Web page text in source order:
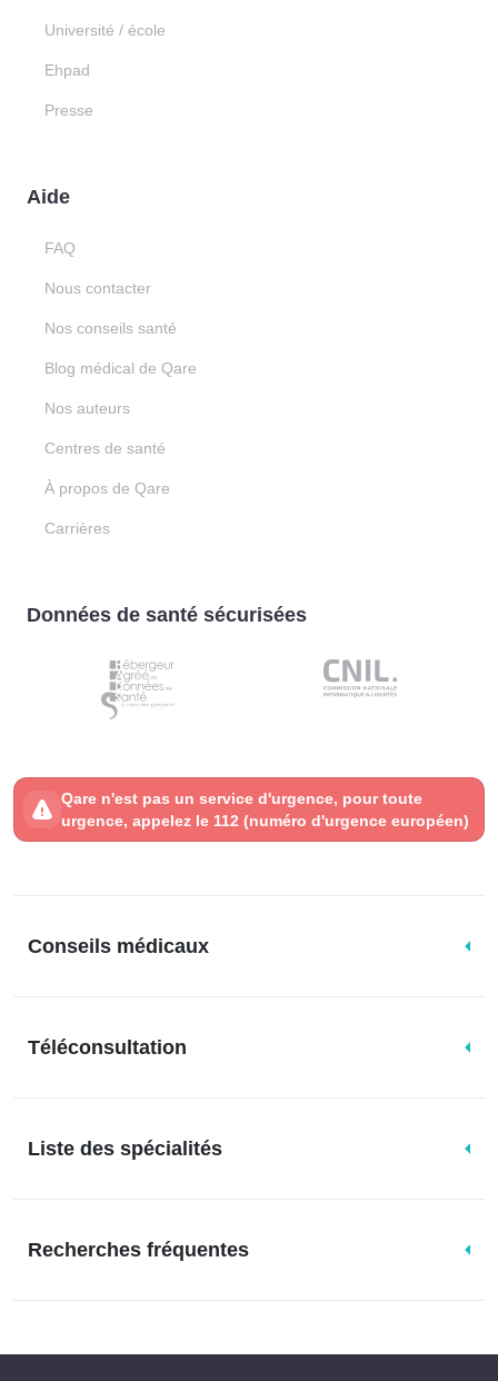
Université / école
Ehpad
Presse
Aide
FAQ
Nous contacter
Nos conseils santé
Blog médical de Qare
Nos auteurs
Centres de santé
À propos de Qare
Carrières
Données de santé sécurisées
Qare n'est pas un service d'urgence, pour toute
urgence, appelez le 112 (numéro d'urgence européen)
Conseils médicaux
Téléconsultation
Liste des spécialités
Recherches fréquentes